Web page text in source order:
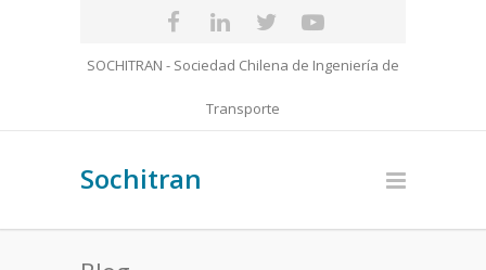
SOCHITRAN - Sociedad Chilena de Ingeniería de
Transporte
Sochitran